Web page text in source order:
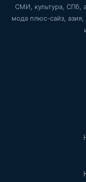
СМИ, культура, СПб,
мода плюс-сайз,